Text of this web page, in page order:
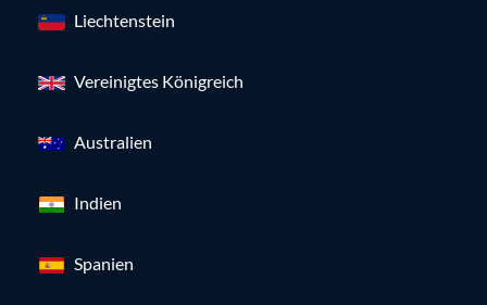
Liechtenstein
Vereinigtes Königreich
Australien
Indien
Spanien